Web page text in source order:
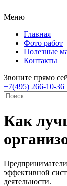
Меню
Главная
Фото работ
Полезные
Контакты
Звоните прямо
+7(495) 266-10-36
Как
Предприниматели
эффективной
деятельности.